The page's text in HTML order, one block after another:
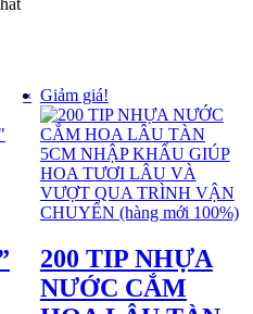
Giảm giá!
200 TIP NHỰA
NƯỚC CẮM
«